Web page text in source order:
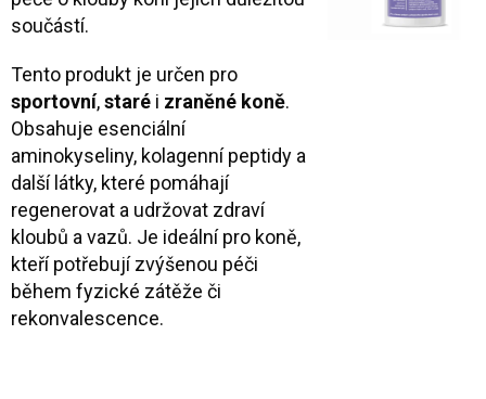
součástí.
Tento produkt je určen pro
sportovní,staré i zraněné koně.
Obsahuje esenciální
aminokyseliny, kolagenní peptidy a
další látky, které pomáhají
regenerovat a udržovat zdraví
kloubů a vazů. Je ideální pro koně,
kteří potřebují zvýšenou péči
během fyzické zátěže či
rekonvalescence.